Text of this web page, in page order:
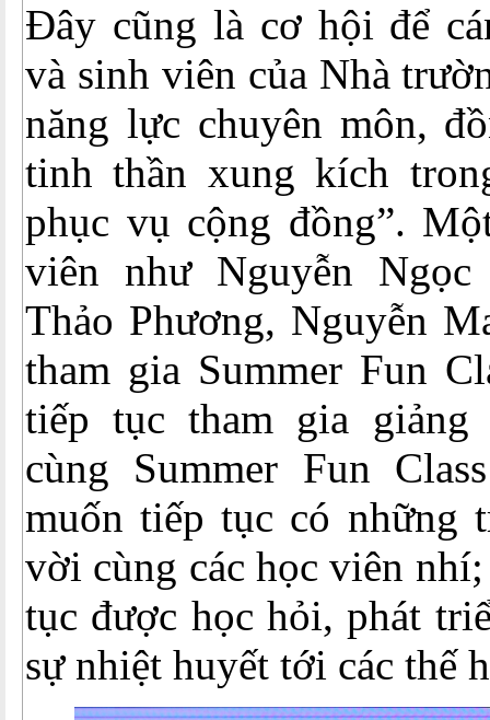
Đây cũng là cơ hội để
và sinh viên của Nhà
năng lực chuyên môn,
tinh thần xung kích
phục vụ cộng đồng”.
viên như Nguyễn
Thảo Phương, Nguyễn
tham gia Summer Fun
tiếp tục tham gia giảng
cùng Summer Fun
muốn tiếp tục có những
vời cùng các học viên
tục được học hỏi, phát
sự nhiệt huyết tới các thế